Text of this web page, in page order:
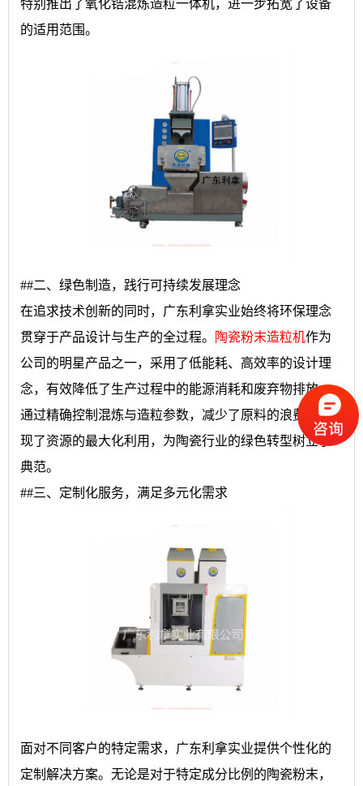
特别推出了氧化锆混炼造粒一体机，进一步拓宽了设备
的适用范围。
##二、绿色制造，践行可持续发展理念
在追求技术创新的同时，广东利拿实业始终将环保理念
贯穿于产品设计与生产的全过程。
陶瓷粉末造粒机作为
公司的明星产品之一，采用了低能耗、高效率的设计理
念，有效降低了生产过程中的能源消耗和废弃物排放。
通过精确控制混炼与造粒参数，减少了原料的浪费，实
现了资源的最大化利用，为陶瓷行业的绿色转型树立了
典范。
##三、定制化服务，满足多元化需求
面对不同客户的特定需求，广东利拿实业提供个性化的
定制解决方案。无论是对于特定成分比例的陶瓷粉末，